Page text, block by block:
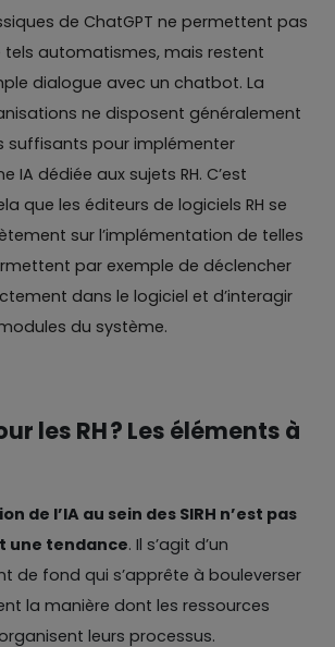
de ChatGPT ne permettent pas
tels automatismes, mais restent
dialogue avec un chatbot. La
ne disposent généralement
suffisants pour implémenter
IA dédiée aux sujets RH. C’est
que les éditeurs de logiciels RH se
sur l’implémentation de telles
par exemple de déclencher
dans le logiciel et d’interagir
du système.
les RH ? Les éléments à
de l’IA au sein des SIRH n’est pas
une tendance. Il s’agit d’un
de fond qui s’apprête à bouleverser
la manière dont les ressources
leurs processus.